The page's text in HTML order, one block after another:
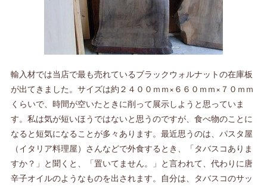
輸入材では当店で最も売れているブラックウォルナットの在庫板
が出てきました。サイズは約２４００ｍｍ×６６０ｍｍ×７０ｍｍ
くらいで、時間が空いたときに削って展示しようと思っていま
す。私は気が短いほうではないと思うのですが、食べ物のことに
なると短気になることが多々あります。最近思うのは、パスタ屋
（イタリア料理屋）さんなどで外食するとき、「タバスコありま
すか？」と聞くと、「置いてません。」と言われて、代わりに唐
辛子オイルのようなものを出されます。自分は、タバスコのサッ